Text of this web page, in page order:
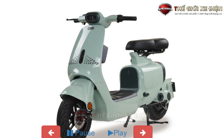
Pause Play